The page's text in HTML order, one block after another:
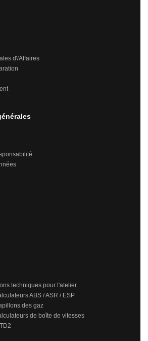
d\'Affaires
techniques pour l'atelier
ABS / ASR / ESP
des gaz
de boîte de vitesses